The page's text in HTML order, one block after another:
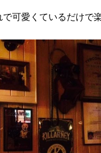
で可愛くているだけで